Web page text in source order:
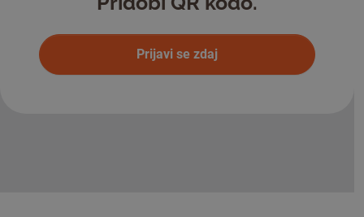
Prijavi se zdaj